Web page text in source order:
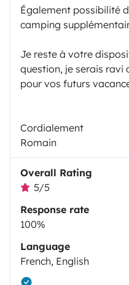
Également possibilité
camping
Je reste à votre
question, je serais ravi
pour vos futurs
Cordialement
Romain
Overall Rating
5/5
Response rate
100%
Language
French, English